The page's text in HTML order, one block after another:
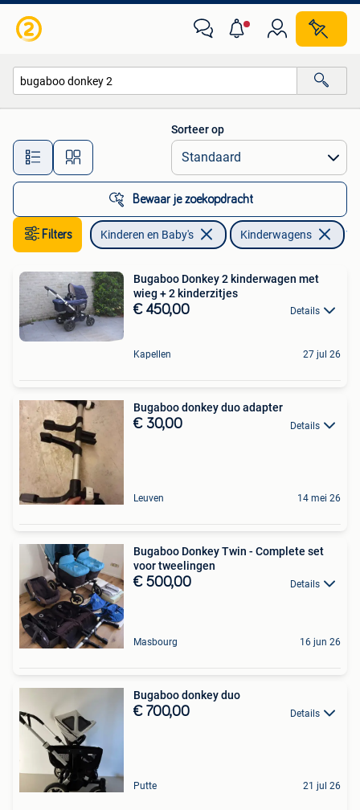
Alle afstanden…
Sorteer op
Bewaar je zoekopdracht
Filters Kinderen en Baby's Kinderwagens
Bugaboo Donkey 2 kinderwagen met
wieg + 2 kinderzitjes
€ 450,00 Details
Kapellen 27 jul 26
Bugaboo donkey duo adapter
€ 30,00 Details
Leuven 14 mei 26
Bugaboo Donkey Twin - Complete set
voor tweelingen
€ 500,00 Details
Masbourg 16 jun 26
Bugaboo donkey duo
€ 700,00 Details
Putte 21 jul 26